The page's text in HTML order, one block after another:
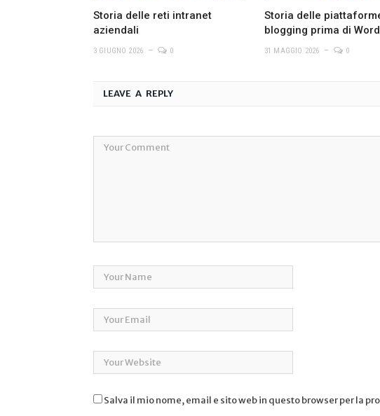
Storia delle reti intranet
aziendali
3 GIUGNO 2026 0
Storia delle
blogging prima di
31 MAGGIO 2026 0
LEAVE A REPLY
Salva il mio nome, email e sito web in questo browser per la